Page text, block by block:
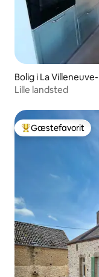
Bolig i La
Lille landsted
Bedste gæstefavorit
Gæstefavorit